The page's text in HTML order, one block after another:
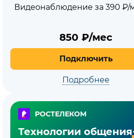
Видеонаблюдение за 390 ₽/
850 ₽/мес
Подключить
Подробнее
РОСТЕЛЕКОМ
Технологии